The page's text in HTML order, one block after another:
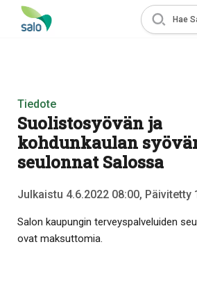
Hae
Tiedote
Suolistosyövän ja
kohdunkaulan
seulonnat Salossa
Julkaistu 4.6.2022 08:00, Päivitetty
Salon kaupungin terveyspalveluiden
ovat maksuttomia.